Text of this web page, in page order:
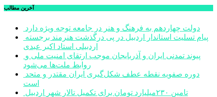
آخرین مطالب
دولت چهاردهم به فرهنگ و هنر در جامعه توجه ویژه دارد
اردبیلی استاد اکبر عبدی
روابط ملت‌ها می‌شود
است
تامین ۲۳۰میلیارد تومان برای تکمیل تالار شهر اردبیل